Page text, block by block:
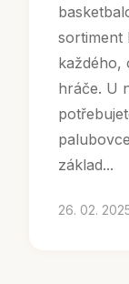
sortiment
každého,
hráče. U
základ...
26. 02.